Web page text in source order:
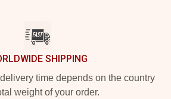
SHIPPING
time depends on the country
weight of your order.